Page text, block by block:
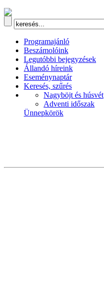
Programajánló
Beszámolóink
Legutóbbi bejegyzések
Állandó híreink
Eseménynaptár
Keresés, szűrés
Nagyböjt és húsvét
Adventi időszak
Ünnepkörök